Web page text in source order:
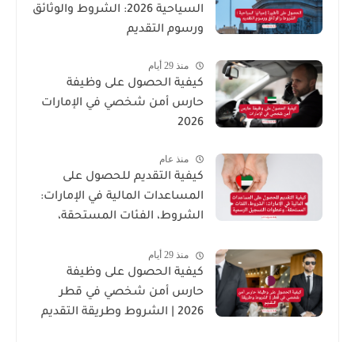
السياحية 2026: الشروط والوثائق
ورسوم التقديم
منذ 29 أيام
كيفية الحصول على وظيفة
حارس أمن شخصي في الإمارات
2026
منذ عام
كيفية التقديم للحصول على
المساعدات المالية في الإمارات:
الشروط، الفئات المستحقة،
منذ 29 أيام
كيفية الحصول على وظيفة
حارس أمن شخصي في قطر
2026 | الشروط وطريقة التقديم